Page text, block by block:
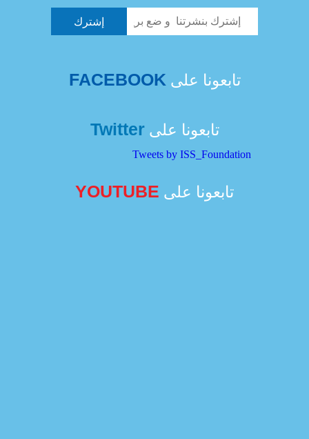
تابعونا علىFACEBOOK
تابعونا علىTwitter
Tweets by ISS_Foundation
تابعونا على YOUTUBE